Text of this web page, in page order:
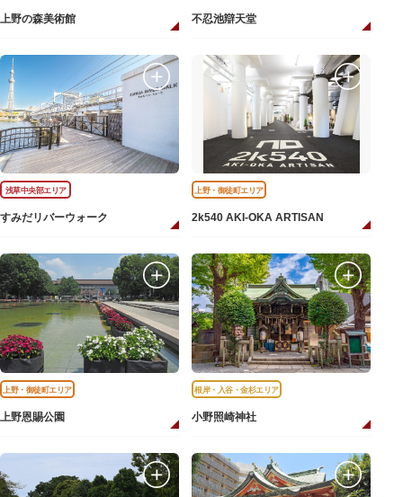
上野の森美術館 不忍池辯天堂
浅草中央部エリア
すみだリバーウォーク
上野・御徒町エリア
2k540 AKI-OKA ARTISAN
上野・御徒町エリア
上野恩賜公園
根岸・入谷・金杉エリア
小野照崎神社